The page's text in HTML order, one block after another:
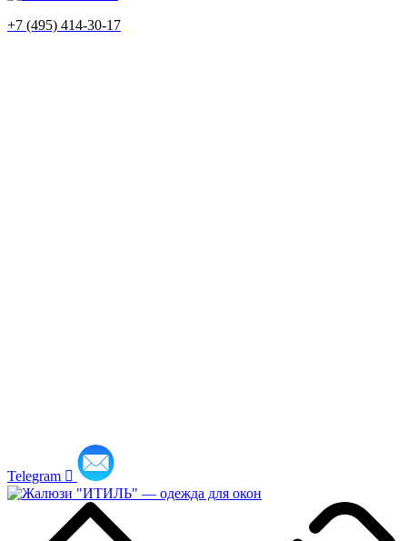
+7 (495) 414-30-17
Telegram